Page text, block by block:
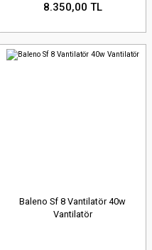
8.350,00 TL
Baleno Sf 8 Vantilatör 40w
Vantilatör